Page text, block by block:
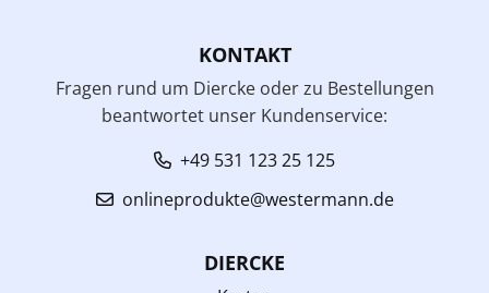
KONTAKT
Fragen rund um Diercke oder zu Bestellungen
beantwortet unser Kundenservice:
+49 531 123 25 125
onlineprodukte@westermann.de
DIERCKE